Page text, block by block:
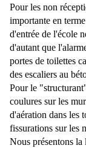
Pour les non
importante en
d'entrée de l'école
d'autant que
portes de toilettes
des escaliers au
Pour le
coulures sur les
d'aération dans les
fissurations sur
Nous présentons la